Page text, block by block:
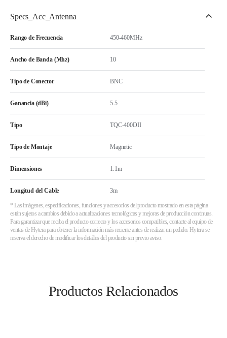
Specs_Acc_Antenna
Rango de Frecuencia 450-460MHz
Ancho de Banda (Mhz) 10
Tipo de Conector BNC
Ganancia (dBi) 5.5
Tipo TQC-400DII
Tipo de Montaje Magnetic
Dimensiones 1.1m
Longitud del Cable 3m
* Las imágenes, especificaciones, funciones y accesorios del producto mostrado en esta página
están sujetos a cambios debido a actualizaciones tecnológicas y mejoras de producción continuas.
Para garantizar que reciba el producto correcto y los accesorios compatibles, contacte al equipo de
ventas de Hytera para obtener la información más reciente antes de realizar un pedido. Hytera se
reserva el derecho de modificar los detalles del producto sin previo aviso.
Productos Relacionados